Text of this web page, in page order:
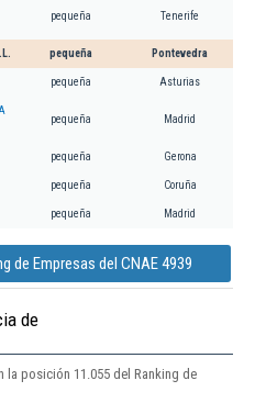
pequeña Tenerife
pequeña Pontevedra
pequeña Asturias
pequeña Madrid
pequeña Gerona
pequeña Coruña
pequeña Madrid
de Empresas del CNAE 4939
de
la posición 11.055 del Ranking de